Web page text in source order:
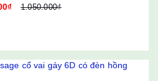
1.050.000₫
cổ vai gáy 6D có đèn hồng